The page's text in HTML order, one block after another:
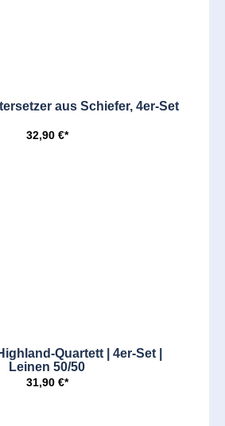
aus Schiefer, 4er-Set
32,90 €*
Quartett | 4er-Set |
Leinen 50/50
31,90 €*